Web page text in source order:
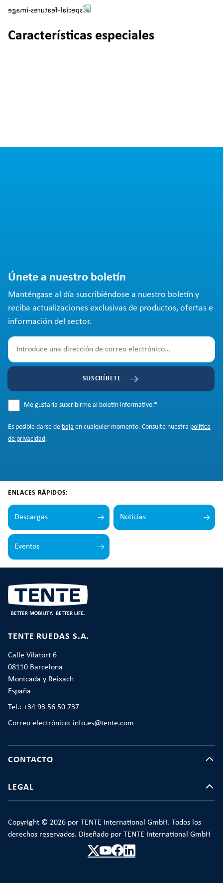
Características especiales
Únete a nuestro boletín
Manténgase al día suscribiéndose a nuestro boletín y
reciba actualizaciones exclusivas de productos, ofertas e
información del sector.
SUSCRÍBETE
Me gustaría suscribirme al boletín informativo.*
Es posible darse de baja en cualquier momento. Consulte nuestra política
de privacidad.
ENLACES RÁPIDOS:
Descargas Noticias
Eventos
TENTE RUEDAS S.A.
Calle Vilatort 6
08110 Barcelona
Montcada y Reixach
España
Tel.: +34 93 56 50 737
Correo electrónico: info.es@tente.com
CONTACTO
LEGAL
Copyright © 2026 por TENTE International GmbH. Todos los
derechos reservados. Diseñado por TENTE International GmbH